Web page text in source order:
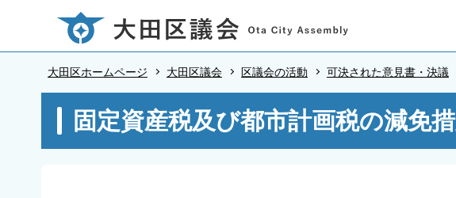
ペ
大田区ホームページ 大田区議会 区議会の活動 可決された意見書・決議
こ
固定資産税及び都市計画税の減免